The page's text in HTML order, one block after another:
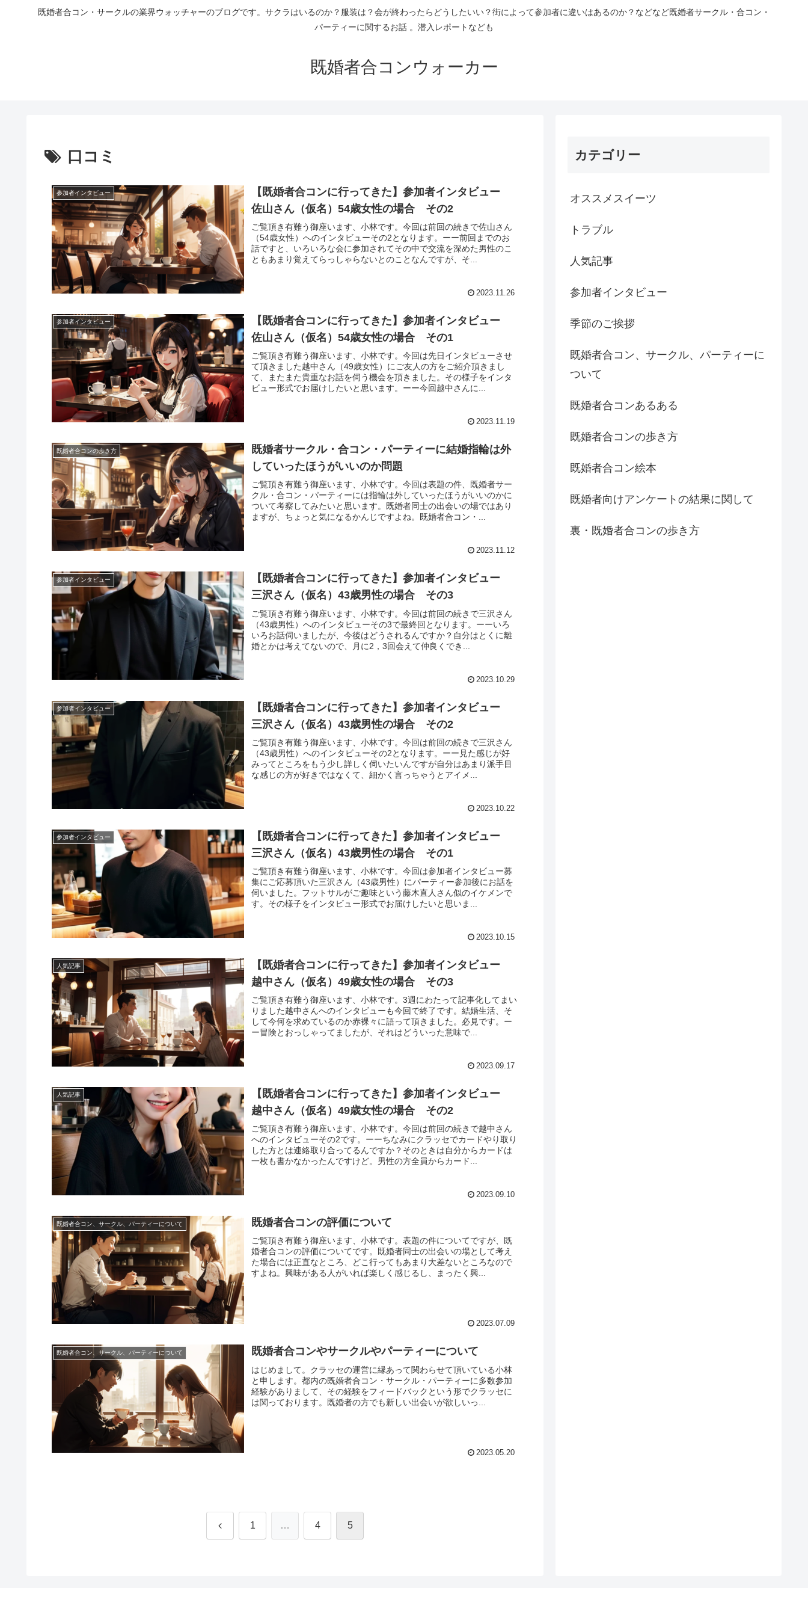
既婚者合コン・サークルの業界ウォッチャーのブログです。サクラはいるのか？服装は？会が終わったらどうしたいい？街によって参加者に違いはあるのか？などなど既婚者サークル・合コン・
パーティーに関するお話 。潜入レポートなども
既婚者合コンウォーカー
口コミ
参加者インタビュー
【既婚者合コンに行ってきた】参加者インタビュー
佐山さん（仮名）54歳女性の場合 その2
ご覧頂き有難う御座います、小林です。今回は前回の続きで佐山さん
（54歳女性）へのインタビューその2となります。ーー前回までのお
話ですと、いろいろな会に参加されてその中で交流を深めた男性のこ
ともあまり覚えてらっしゃらないとのことなんですが、そ...
2023.11.26
参加者インタビュー
【既婚者合コンに行ってきた】参加者インタビュー
佐山さん（仮名）54歳女性の場合 その1
ご覧頂き有難う御座います、小林です。今回は先日インタビューさせ
て頂きました越中さん（49歳女性）にご友人の方をご紹介頂きまし
て、またまた貴重なお話を伺う機会を頂きました。その様子をインタ
ビュー形式でお届けしたいと思います。ーー今回越中さんに...
2023.11.19
既婚者合コンの歩き方
既婚者サークル・合コン・パーティーに結婚指輪は外
していったほうがいいのか問題
ご覧頂き有難う御座います、小林です。今回は表題の件、既婚者サー
クル・合コン・パーティーには指輪は外していったほうがいいのかに
ついて考察してみたいと思います。既婚者同士の出会いの場ではあり
ますが、ちょっと気になるかんじですよね。既婚者合コン・...
2023.11.12
参加者インタビュー
【既婚者合コンに行ってきた】参加者インタビュー
三沢さん（仮名）43歳男性の場合 その3
ご覧頂き有難う御座います、小林です。今回は前回の続きで三沢さん
（43歳男性）へのインタビューその3で最終回となります。ーーいろ
いろお話伺いましたが、今後はどうされるんですか？自分はとくに離
婚とかは考えてないので、月に2，3回会えて仲良くでき...
2023.10.29
参加者インタビュー
【既婚者合コンに行ってきた】参加者インタビュー
三沢さん（仮名）43歳男性の場合 その2
ご覧頂き有難う御座います、小林です。今回は前回の続きで三沢さん
（43歳男性）へのインタビューその2となります。ーー見た感じが好
みってところをもう少し詳しく伺いたいんですが自分はあまり派手目
な感じの方が好きではなくて、細かく言っちゃうとアイメ...
2023.10.22
参加者インタビュー
【既婚者合コンに行ってきた】参加者インタビュー
三沢さん（仮名）43歳男性の場合 その1
ご覧頂き有難う御座います、小林です。今回は参加者インタビュー募
集にご応募頂いた三沢さん（43歳男性）にパーティー参加後にお話を
伺いました。フットサルがご趣味という藤木直人さん似のイケメンで
す。その様子をインタビュー形式でお届けしたいと思いま...
2023.10.15
人気記事
【既婚者合コンに行ってきた】参加者インタビュー
越中さん（仮名）49歳女性の場合 その3
ご覧頂き有難う御座います、小林です。3週にわたって記事化してまい
りました越中さんへのインタビューも今回で終了です。結婚生活、そ
して今何を求めているのか赤裸々に語って頂きました。必見です。ー
ー冒険とおっしゃってましたが、それはどういった意味で...
2023.09.17
人気記事
【既婚者合コンに行ってきた】参加者インタビュー
越中さん（仮名）49歳女性の場合 その2
ご覧頂き有難う御座います、小林です。今回は前回の続きで越中さん
へのインタビューその2です。ーーちなみにクラッセでカードやり取り
した方とは連絡取り合ってるんですか？そのときは自分からカードは
一枚も書かなかったんですけど。男性の方全員からカード...
2023.09.10
既婚者合コン、サークル、パーティーについて 既婚者合コンの評価について
ご覧頂き有難う御座います、小林です。表題の件についてですが、既
婚者合コンの評価についてです。既婚者同士の出会いの場として考え
た場合には正直なところ、どこ行ってもあまり大差ないところなので
すよね。興味がある人がいれば楽しく感じるし、まったく興...
2023.07.09
既婚者合コン、サークル、パーティーについて 既婚者合コンやサークルやパーティーについて
はじめまして。クラッセの運営に縁あって関わらせて頂いている小林
と申します。都内の既婚者合コン・サークル・パーティーに多数参加
経験がありまして、その経験をフィードバックという形でクラッセに
は関っております。既婚者の方でも新しい出会いが欲しいっ...
2023.05.20
前 1 … 4 5
カテゴリー
オススメスイーツ
トラブル
人気記事
参加者インタビュー
季節のご挨拶
既婚者合コン、サークル、パーティーに
ついて
既婚者合コンあるある
既婚者合コンの歩き方
既婚者合コン絵本
既婚者向けアンケートの結果に関して
裏・既婚者合コンの歩き方